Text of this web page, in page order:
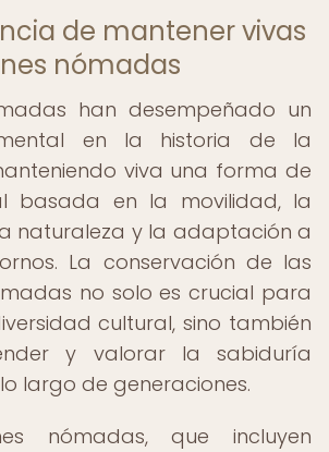
de mantener vivas
nómadas
han desempeñado un
en la historia de la
viva una forma de
basada en la movilidad, la
naturaleza y la adaptación a
La conservación de las
no solo es crucial para
cultural, sino también
y valorar la sabiduría
largo de generaciones.
nómadas, que incluyen